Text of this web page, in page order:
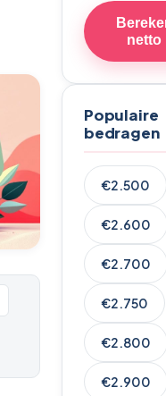
netto
Populaire
bedragen
€2.500
€2.600
€2.700
€2.750
€2.800
€2.900